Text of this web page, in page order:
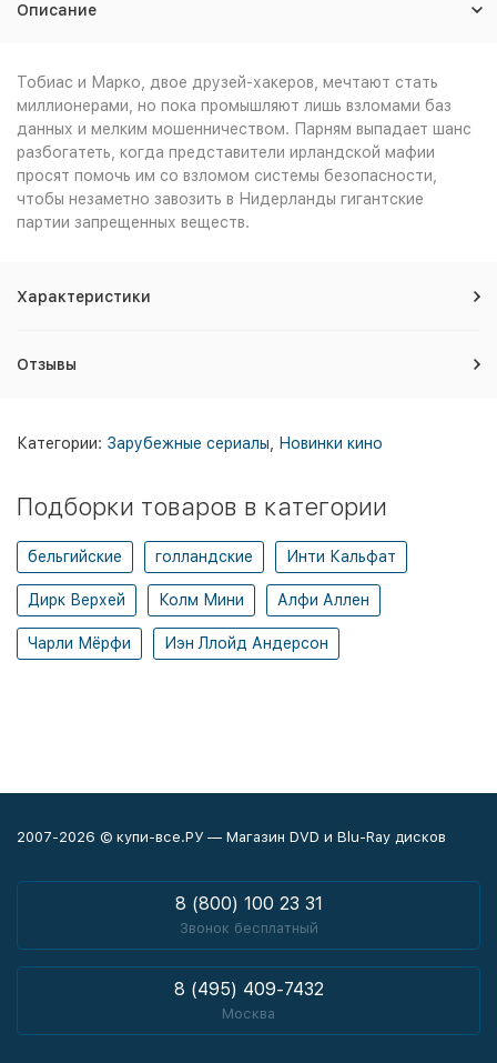
Описание
Тобиас и Марко, двое друзей-хакеров, мечтают стать
миллионерами, но пока промышляют лишь взломами баз
данных и мелким мошенничеством. Парням выпадает шанс
разбогатеть, когда представители ирландской мафии
просят помочь им со взломом системы безопасности,
чтобы незаметно завозить в Нидерланды гигантские
партии запрещенных веществ.
Характеристики
Отзывы
Категории: Зарубежные сериалы Новинки кино
Подборки товаров в категории
бельгийские голландские Инти Кальфат
Дирк Верхей Колм Мини Алфи Аллен
Чарли Мёрфи Иэн Ллойд Андерсон
2007-2026 © купи-все.РУ — Магазин DVD и Blu-Ray дисков
8 (800) 100 23 31
Звонок бесплатный
8 (495) 409-7432
Москва